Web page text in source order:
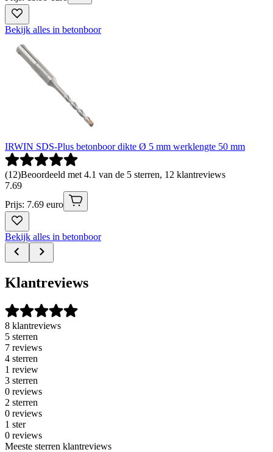
Bekijk alles in betonboor
IRWIN SDS-Plus betonboor dikte Ø 5 mm werklengte 50 mm
(12)Beoordeeld met 4.1 van de 5 sterren, 12 klantreviews
7.69
Prijs: 7.69 euro
Bekijk alles in betonboor
Klantreviews
8 klantreviews
5 sterren
7 reviews
4 sterren
1 review
3 sterren
0 reviews
2 sterren
0 reviews
1 ster
0 reviews
Meeste sterren klantreviews